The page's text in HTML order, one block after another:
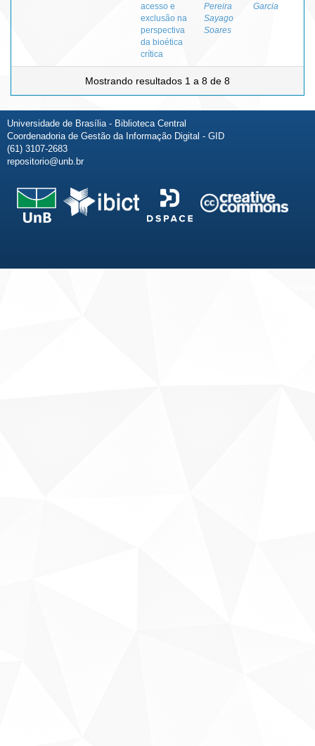
acesso e
exclusão na
perspectiva
da bioética
crítica
Pereira
Sayago
Soares
Garcia
Mostrando resultados 1 a 8 de 8
Universidade de Brasília - Biblioteca Central
Coordenadoria de Gestão da Informação Digital - GID
(61) 3107-2683
repositorio@unb.br